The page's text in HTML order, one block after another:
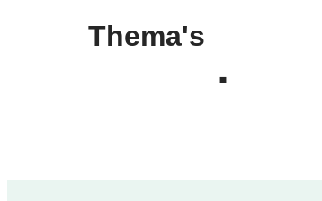
Thema's